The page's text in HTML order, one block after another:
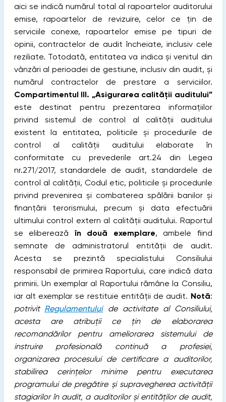
aici se indică numărul total al rapoartelor auditorului
emise, rapoartelor de revizuire, celor ce țin de
serviciile conexe, rapoartelor emise pe tipuri de
opinii, contractelor de audit încheiate, inclusiv cele
reziliate. Totodată, entitatea va indica și venitul din
vânzări al perioadei de gestiune, inclusiv din audit, și
numărul contractelor de prestare a serviciilor.
Compartimentul III. „Asigurarea calităţii auditului”
este destinat pentru prezentarea informaţiilor
privind sistemul de control al calităţii auditului
existent la entitatea, politicile şi procedurile de
control al calităţii auditului elaborate în
conformitate cu prevederile art.24 din Legea
nr.271/2017, standardele de audit, standardele de
control al calității, Codul etic, politicile și procedurile
privind prevenirea și combaterea spălării banilor şi
finanţării terorismului, precum şi data efectuării
ultimului control extern al calităţii auditului. Raportul
se elibereazăîn două exemplare, ambele fiind
semnate de administratorul entității de audit.
Acesta se prezintă specialistului Consiliului
responsabil de primirea Raportului, care indică data
primirii. Un exemplar al Raportului rămâne la Consiliu,
iar alt exemplar se restituie entității de audit. Notă:
potrivit Regulamentuluide activitate al Consiliului,
acesta are atribuții ce țin de elaborarea
recomandărilor pentru ameliorarea sistemului de
instruire profesională continuă a profesiei,
organizarea procesului de certificare a auditorilor,
stabilirea cerinţelor minime pentru executarea
programului de pregătire și supravegherea activității
stagiarilor în audit, a auditorilor şi entităţilor de audit,